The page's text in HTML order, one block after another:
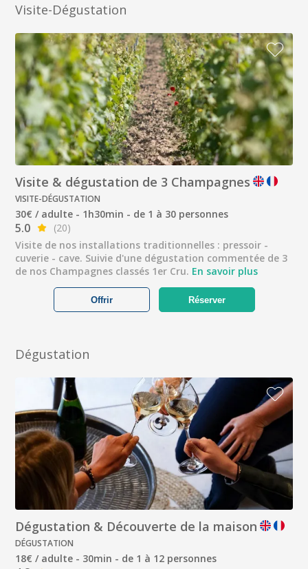
Visite-Dégustation
Visite & dégustation de 3 Champagnes
VISITE-DÉGUSTATION
30€ / adulte - 1h30min - de 1 à 30 personnes
5.0
(20)
Visite de nos installations traditionnelles : pressoir -
cuverie - cave. Suivie d'une dégustation commentée de 3
de nos Champagnes classés 1er Cru. En savoir plus
Réserver
Offrir
Dégustation
Dégustation & Découverte de la maison
DÉGUSTATION
18€ / adulte - 30min - de 1 à 12 personnes